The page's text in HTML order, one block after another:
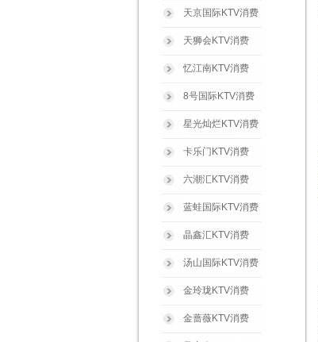
天京国际KTV消费
天狮会KTV消费
忆江南KTV消费
8号国际KTV消费
星光灿烂KTV消费
卡乐门KTV消费
六潮汇KTV消费
蓝蛙国际KTV消费
晶鑫汇KTV消费
汤山国际KTV消费
金玲珑KTV消费
金蔷薇KTV消费